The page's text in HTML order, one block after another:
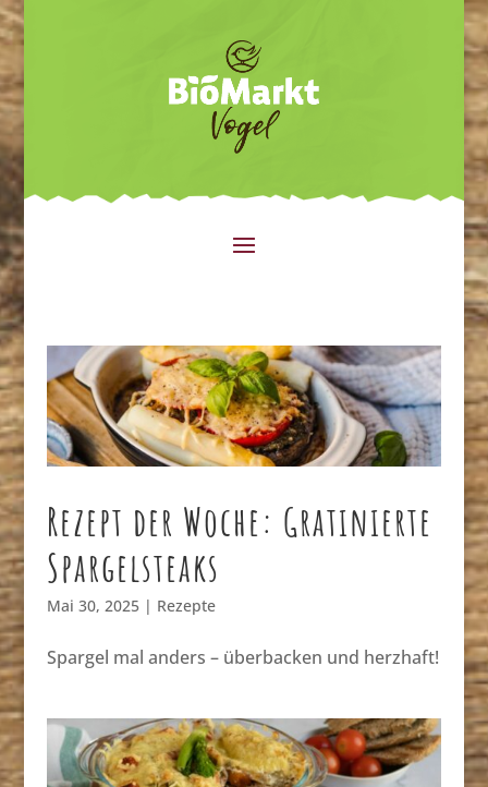
Rezept der Woche: Gratinierte
Spargelsteaks
Mai 30, 2025| Rezepte
Spargel mal anders – überbacken und herzhaft!